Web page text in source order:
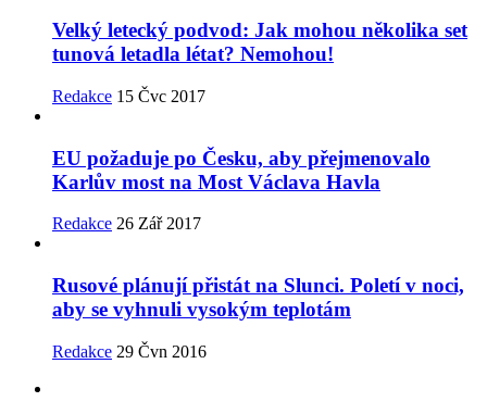
Velký letecký podvod: Jak mohou několika set
tunová letadla létat? Nemohou!
Redakce 15 Čvc 2017
EU požaduje po Česku, aby přejmenovalo
Karlův most na Most Václava Havla
Redakce 26 Zář 2017
Rusové plánují přistát na Slunci. Poletí v noci,
aby se vyhnuli vysokým teplotám
Redakce 29 Čvn 2016